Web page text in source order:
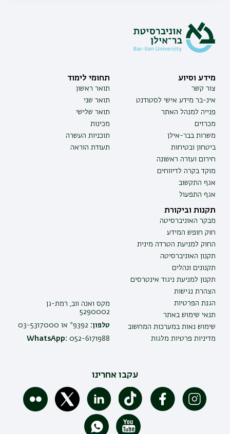
מידע וסיוע
צור קשר
אינ-בר מידע אישי לסטודנט
פנייה למנהל האתר
מכרזים
משרות בבר-אילן
ביטחון ובטיחות
חירום ועזרה ראשונה
מוקד בקרה לדיווחים
אגף התקשוב
אגף התפעול
תחומי לימוד
תואר ראשון
תואר שני
תואר שלישי
מכינות
תוכניות העשרה
תעודת הוראה
תקנות וביקורת
מבקר האוניברסיטה
חוק חופש המידע
החוק למניעת הטרדה מינית
תקנון האוניברסיטה
תקנונים ונהלים
תקנון למניעת ניגוד אינטרסים
הצהרת נגישות
הגנת הפרטיות
תנאי שימוש באתר
שימוש נאות במערכות המחשוב
מדיניות פרטיות מלגות
מקס ואנה ווב, רמת-גן
5290002
טלפון:
WhatsApp: 052-6171988
עקבו אחרינו